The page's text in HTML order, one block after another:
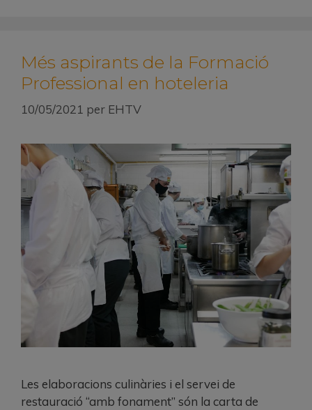
Més aspirants de la Formació
Professional en hoteleria
10/05/2021 per EHTV
Les elaboracions culinàries i el servei de
restauració “amb fonament” són la carta de